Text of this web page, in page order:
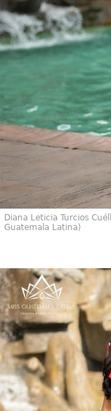
Diana Leticia Turcios
Guatemala Latina)